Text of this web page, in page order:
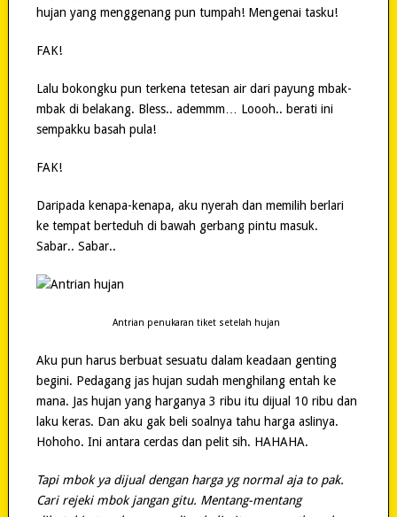
hujan yang menggenang pun tumpah! Mengenai tasku!
FAK!
Lalu bokongku pun terkena tetesan air dari payung mbak-
mbak di belakang. Bless.. ademmm… Loooh.. berati ini
sempakku basah pula!
FAK!
Daripada kenapa-kenapa, aku nyerah dan memilih berlari
ke tempat berteduh di bawah gerbang pintu masuk.
Sabar.. Sabar..
Antrian penukaran tiket setelah hujan
Aku pun harus berbuat sesuatu dalam keadaan genting
begini. Pedagang jas hujan sudah menghilang entah ke
mana. Jas hujan yang harganya 3 ribu itu dijual 10 ribu dan
laku keras. Dan aku gak beli soalnya tahu harga aslinya.
Hohoho. Ini antara cerdas dan pelit sih. HAHAHA.
Tapi mbok ya dijual dengan harga yg normal aja to pak.
Cari rejeki mbok jangan gitu. Mentang-mentang